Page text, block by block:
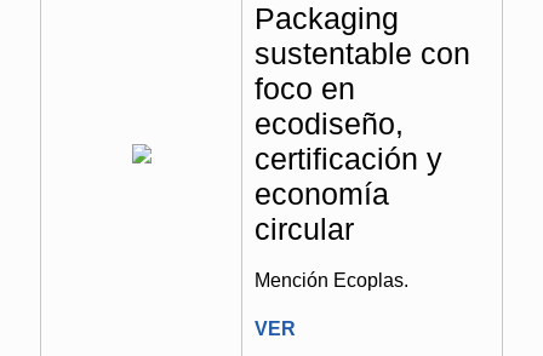
Packaging
sustentable con
foco en
ecodiseño,
certificación y
economía
circular
Mención Ecoplas.
VER